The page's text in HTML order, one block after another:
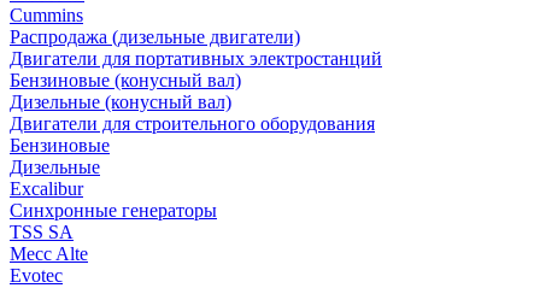
Cummins
Распродажа (дизельные двигатели)
Двигатели для портативных электростанций
Бензиновые (конусный вал)
Дизельные (конусный вал)
Двигатели для строительного оборудования
Бензиновые
Дизельные
Excalibur
Синхронные генераторы
TSS SA
Mecc Alte
Evotec